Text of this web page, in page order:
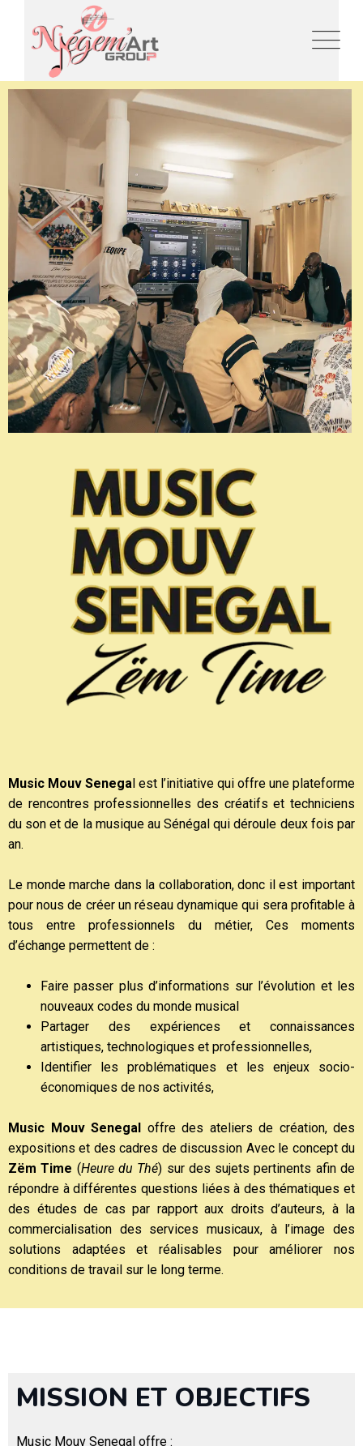
Music Mouv Senegal est l’initiative qui offre une plateforme
de rencontres professionnelles des créatifs et techniciens
du son et de la musique au Sénégal qui déroule deux fois par
an.
Le monde marche dans la collaboration, donc il est important
pour nous de créer un réseau dynamique qui sera profitable à
tous entre professionnels du métier, Ces moments
d’échange permettent de :
Faire passer plus d’informations sur l’évolution et les
nouveaux codes du monde musical
Partager des expériences et connaissances
artistiques, technologiques et professionnelles,
Identifier les problématiques et les enjeux socio-
économiques de nos activités,
Music Mouv Senegal offre des ateliers de création, des
expositions et des cadres de discussion Avec le concept du
Zëm Time (Heure du Thé) sur des sujets pertinents afin de
répondre à différentes questions liées à des thématiques et
des études de cas par rapport aux droits d’auteurs, à la
commercialisation des services musicaux, à l’image des
solutions adaptées et réalisables pour améliorer nos
conditions de travail sur le long terme.
MISSION ET OBJECTIFS
Music Mouv Senegal offre :